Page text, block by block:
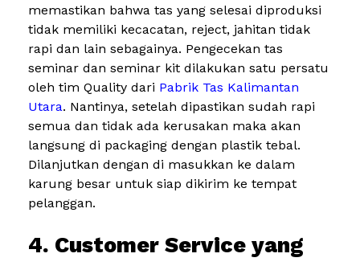
memastikan bahwa tas yang selesai diproduksi
tidak memiliki kecacatan, reject, jahitan tidak
rapi dan lain sebagainya. Pengecekan tas
seminar dan seminar kit dilakukan satu persatu
oleh tim Quality dari Pabrik Tas Kalimantan
Utara. Nantinya, setelah dipastikan sudah rapi
semua dan tidak ada kerusakan maka akan
langsung di packaging dengan plastik tebal.
Dilanjutkan dengan di masukkan ke dalam
karung besar untuk siap dikirim ke tempat
pelanggan.
4. Customer Service yang